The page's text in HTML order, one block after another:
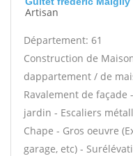
Artisan
Département: 61
Construction de
dappartement / de
Ravalement de façade
jardin - Escaliers
Chape - Gros oeuvre
garage, etc) -